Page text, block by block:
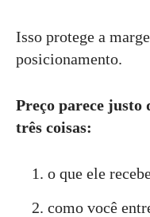
Isso protege a
posicionamento.
Preço parece justo
três coisas:
o que ele
como você